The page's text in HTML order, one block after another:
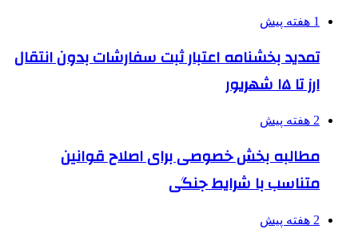
1 هفته پیش
تمدید بخشنامه اعتبار ثبت سفارشات بدون انتقال
ارز تا ۱۵ شهریور
2 هفته پیش
مطالبه بخش خصوصی برای اصلاح قوانین
متناسب با شرایط جنگی
2 هفته پیش